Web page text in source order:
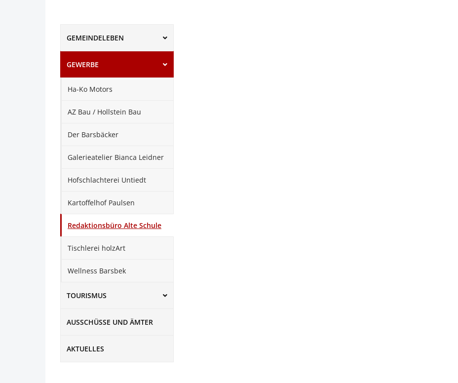
GEMEINDELEBEN
GEWERBE
Ha-Ko Motors
AZ Bau / Hollstein Bau
Der Barsbäcker
Galerieatelier Bianca Leidner
Hofschlachterei Untiedt
Kartoffelhof Paulsen
Redaktionsbüro Alte Schule
Tischlerei holzArt
Wellness Barsbek
TOURISMUS
AUSSCHÜSSE UND ÄMTER
AKTUELLES